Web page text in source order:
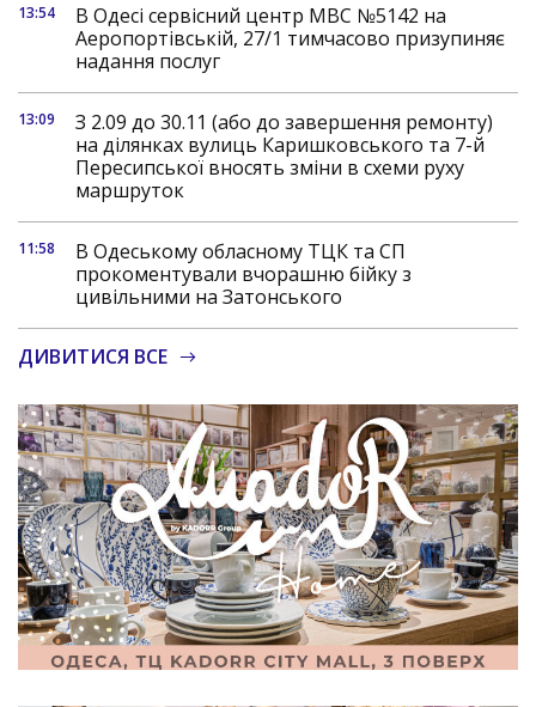
13:54
В Одесі сервісний центр МВС №5142 на
Аеропортівській, 27/1 тимчасово призупиняє
надання послуг
13:09
З 2.09 до 30.11 (або до завершення ремонту)
на ділянках вулиць Каришковського та 7-й
Пересипської вносять зміни в схеми руху
маршруток
11:58
В Одеському обласному ТЦК та СП
прокоментували вчорашню бійку з
цивільними на Затонського
ДИВИТИСЯ ВСЕ